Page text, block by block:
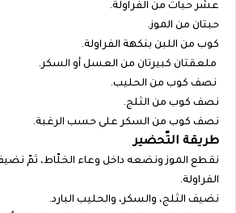
عشر حبات من الفراولة.
حبتان من الموز.
كوب من اللبن بنكهة الفراولة.
ملعقتان كبيرتان من العسل أو السكر.
نصف كوب من الحليب.
نصف كوب من الثلج.
نصف كوب من السكر على حسب الرغبة.
طريقة التّحضير
نقطع الموز ونضعه داخل وعاء الخلّاط، ثمّ نضيف
الفراولة.
نضيف الثلج، والسكر، والحليب البارد.